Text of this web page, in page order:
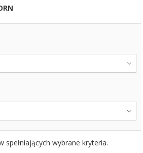
spełniających wybrane kryteria.